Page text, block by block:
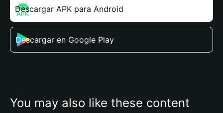
Descargar APK para Android
Descargar en Google Play
You may also like these content